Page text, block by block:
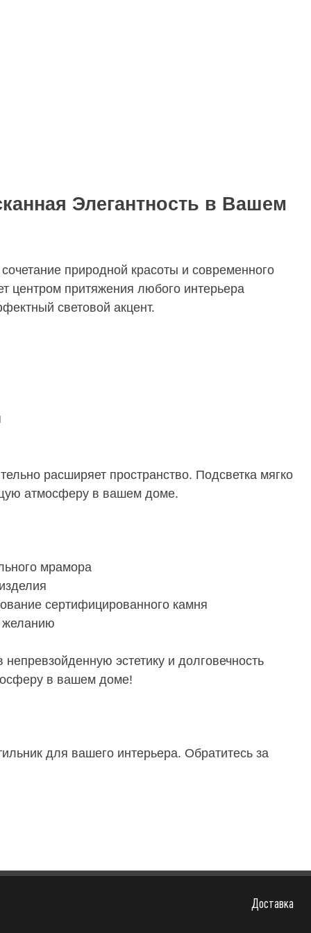
Элегантность в Вашем
природной красоты и современного
центром притяжения любого интерьера
световой акцент.
расширяет пространство. Подсветка мягко
атмосферу в вашем доме.
мрамора
сертифицированного камня
желанию
эстетику и долговечность
в вашем доме!
для вашего интерьера. Обратитесь за
Доставка